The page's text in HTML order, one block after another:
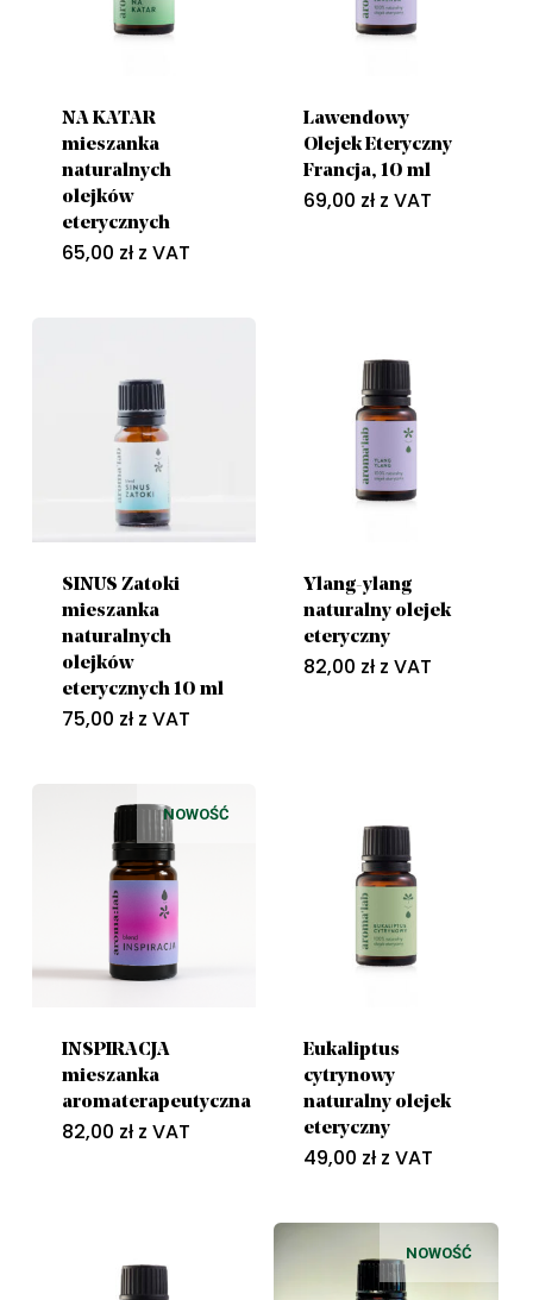
NA KATAR
mieszanka
naturalnych
olejków
eterycznych
65,00 zł z VAT
Lawendowy
Olejek Eteryczny
Francja, 10 ml
69,00 zł z VAT
SINUS Zatoki
mieszanka
naturalnych
olejków
eterycznych 10 ml
75,00 zł z VAT
Ylang-ylang
naturalny olejek
eteryczny
82,00 zł z VAT
NOWOŚĆ
INSPIRACJA
mieszanka
aromaterapeutyczna
82,00 zł z VAT
Eukaliptus
cytrynowy
naturalny olejek
eteryczny
49,00 zł z VAT
NOWOŚĆ